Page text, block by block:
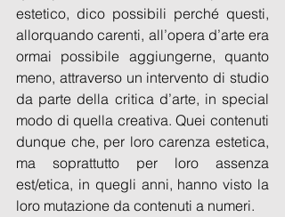
estetico, dico possibili perché questi,
allorquando carenti, all’opera d’arte era
ormai possibile aggiungerne, quanto
meno, attraverso un intervento di studio
da parte della critica d’arte, in special
modo di quella creativa. Quei contenuti
dunque che, per loro carenza estetica,
ma soprattutto per loro assenza
est/etica, in quegli anni, hanno visto la
loro mutazione da contenuti a numeri.